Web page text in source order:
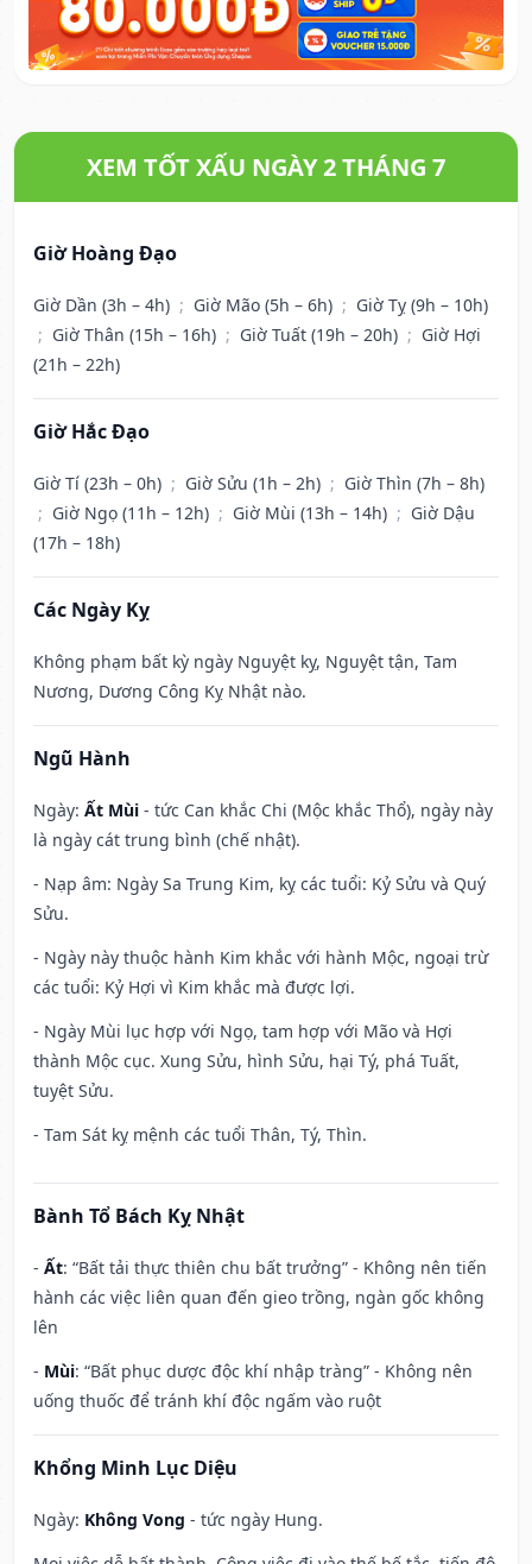
XEM TỐT XẤU NGÀY 2 THÁNG 7
Giờ Hoàng Đạo
Giờ Dần (3h – 4h) ; Giờ Mão (5h – 6h) ; Giờ Tỵ (9h – 10h)
; Giờ Thân (15h – 16h) ; Giờ Tuất (19h – 20h) ; Giờ Hợi
(21h – 22h)
Giờ Hắc Đạo
Giờ Tí (23h – 0h) ; Giờ Sửu (1h – 2h) ; Giờ Thìn (7h – 8h)
; Giờ Ngọ (11h – 12h) ; Giờ Mùi (13h – 14h) ; Giờ Dậu
(17h – 18h)
Các Ngày Kỵ
Không phạm bất kỳ ngày Nguyệt kỵ, Nguyệt tận, Tam
Nương, Dương Công Kỵ Nhật nào.
Ngũ Hành
Ngày: Ất Mùi - tức Can khắc Chi (Mộc khắc Thổ), ngày này
là ngày cát trung bình (chế nhật).
- Nạp âm: Ngày Sa Trung Kim, kỵ các tuổi: Kỷ Sửu và Quý
Sửu.
- Ngày này thuộc hành Kim khắc với hành Mộc, ngoại trừ
các tuổi: Kỷ Hợi vì Kim khắc mà được lợi.
- Ngày Mùi lục hợp với Ngọ, tam hợp với Mão và Hợi
thành Mộc cục. Xung Sửu, hình Sửu, hại Tý, phá Tuất,
tuyệt Sửu.
- Tam Sát kỵ mệnh các tuổi Thân, Tý, Thìn.
Bành Tổ Bách Kỵ Nhật
- Ất: “Bất tải thực thiên chu bất trưởng” - Không nên tiến
hành các việc liên quan đến gieo trồng, ngàn gốc không
lên
- Mùi: “Bất phục dược độc khí nhập tràng” - Không nên
uống thuốc để tránh khí độc ngấm vào ruột
Khổng Minh Lục Diệu
Ngày: Không Vong - tức ngày Hung.